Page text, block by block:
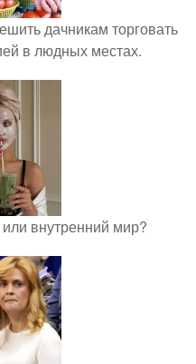
дачникам торговать
в людных местах.
внутренний мир?